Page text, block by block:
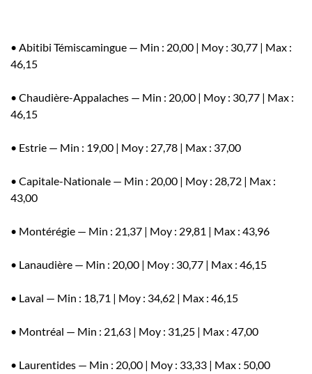
• Abitibi Témiscamingue — Min : 20,00 | Moy : 30,77 | Max :
46,15
• Chaudière-Appalaches — Min : 20,00 | Moy : 30,77 | Max :
46,15
• Estrie — Min : 19,00 | Moy : 27,78 | Max : 37,00
• Capitale-Nationale — Min : 20,00 | Moy : 28,72 | Max :
43,00
• Montérégie — Min : 21,37 | Moy : 29,81 | Max : 43,96
• Lanaudière — Min : 20,00 | Moy : 30,77 | Max : 46,15
• Laval — Min : 18,71 | Moy : 34,62 | Max : 46,15
• Montréal — Min : 21,63 | Moy : 31,25 | Max : 47,00
• Laurentides — Min : 20,00 | Moy : 33,33 | Max : 50,00